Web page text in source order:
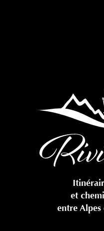
et
entre Alpes